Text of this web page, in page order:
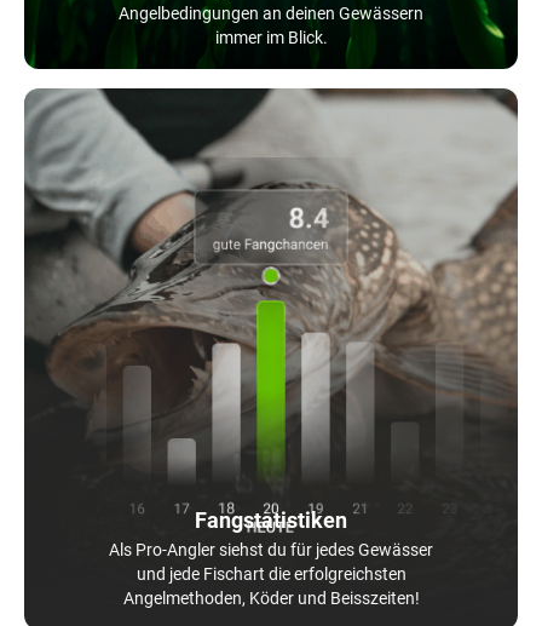
Angelbedingungen an deinen Gewässern
immer im Blick.
Fangstatistiken
Als Pro-Angler siehst du für jedes Gewässer
und jede Fischart die erfolgreichsten
Angelmethoden, Köder und Beisszeiten!